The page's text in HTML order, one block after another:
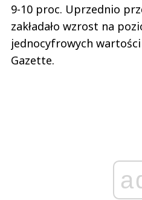
9-10 proc. Uprzednio
zakładało wzrost na
jednocyfrowych
Gazette.